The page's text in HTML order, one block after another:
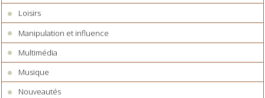
Loisirs
Manipulation et influence
Multimédia
Musique
Nouveautés